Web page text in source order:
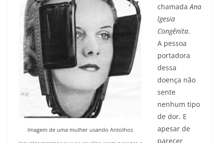
Imagem de uma mulher usando Antolhos
chamada Ana
lgesia
Congênita.
A pessoa
portadora
dessa
doença não
sente
nenhum tipo
de dor. E
apesar de
parecer